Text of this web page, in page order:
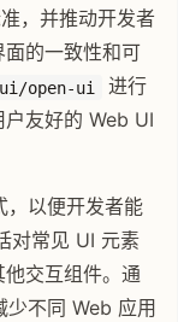
，并推动开发者
的一致性和可
open-ui
进行
友好的 Web UI
，以便开发者能
对常见 UI 元素
交互组件。通
不同 Web 应用